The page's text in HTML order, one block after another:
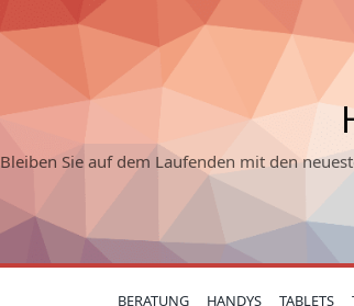
Bleiben Sie auf dem Laufenden mit den
BERATUNG HANDYS TABLETS